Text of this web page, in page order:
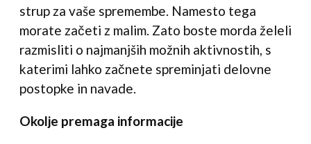
strup za vaše spremembe. Namesto tega
morate začeti z malim. Zato boste morda želeli
razmisliti o najmanjših možnih aktivnostih, s
katerimi lahko začnete spreminjati delovne
postopke in navade.
Okolje premaga informacije